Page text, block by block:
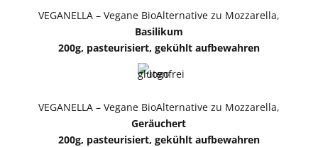
VEGANELLA – Vegane BioAlternative zu Mozzarella,
Basilikum
200g, pasteurisiert, gekühlt aufbewahren
VEGANELLA – Vegane BioAlternative zu Mozzarella,
Geräuchert
200g, pasteurisiert, gekühlt aufbewahren